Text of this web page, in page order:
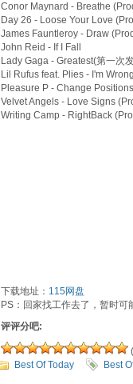
Conor Maynard - Breathe
Day 26 - Loose Your Love
James Fauntleroy - Draw
John Reid - If I Fall
Lady Gaga - Greatest(第一次
Lil Rufus feat. Plies - I'm
Pleasure P - Change
Velvet Angels - Love Signs
Writing Camp - RightBack
下载地址： 115网盘
PS：回家找工作去了，暂时可
评评分吧:
(
Best Of Today
Best